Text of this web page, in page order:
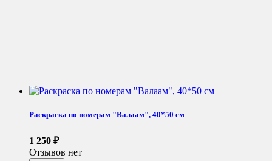
Раскраска по номерам "Валаам", 40*50 см
1 250 ₽
Отзывов нет